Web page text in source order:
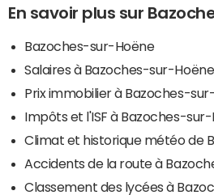
En savoir plus sur
Bazoches-sur-Hoëne
Salaires à Bazoches-sur-Hoëne
Prix immobilier à Bazoches-
Impôts et l'ISF à Bazoches-
Climat et historique météo de
Accidents de la route à
Classement des lycées à